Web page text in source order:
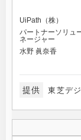
UiPath（株）
パートナーソリュ
ネージャー
水野 眞奈香
提供 東芝デ